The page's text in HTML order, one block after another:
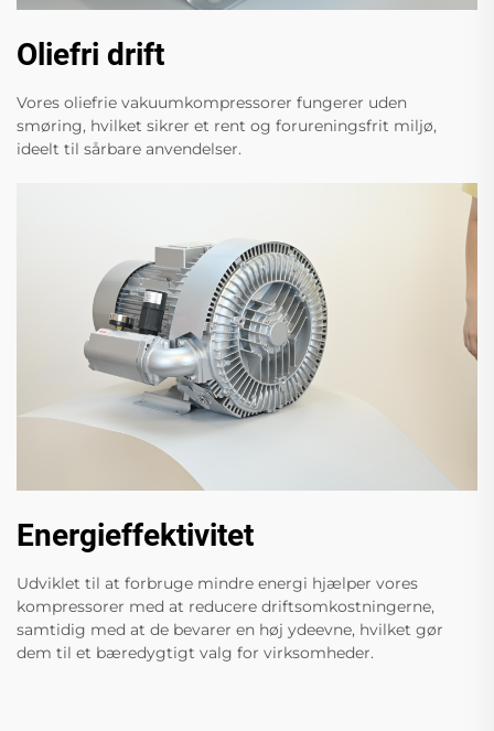
Oliefri drift
Vores oliefrie vakuumkompressorer fungerer uden
smøring, hvilket sikrer et rent og forureningsfrit miljø,
ideelt til sårbare anvendelser.
Energieffektivitet
Udviklet til at forbruge mindre energi hjælper vores
kompressorer med at reducere driftsomkostningerne,
samtidig med at de bevarer en høj ydeevne, hvilket gør
dem til et bæredygtigt valg for virksomheder.